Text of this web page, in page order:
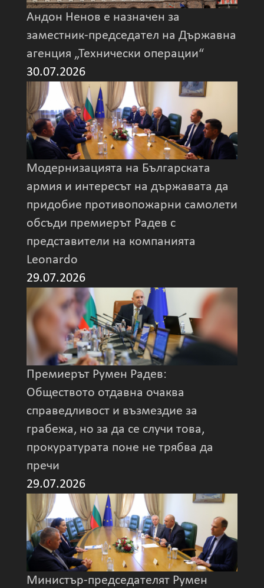
Андон Ненов е назначен за
заместник-председател на Държавна
агенция „Технически операции“
30.07.2026
Модернизацията на Българската
армия и интересът на държавата да
придобие противопожарни самолети
обсъди премиерът Радев с
представители на компанията
Leonardo
29.07.2026
Премиерът Румен Радев:
Обществото отдавна очаква
справедливост и възмездие за
грабежа, но за да се случи това,
прокуратурата поне не трябва да
пречи
29.07.2026
Министър-председателят Румен